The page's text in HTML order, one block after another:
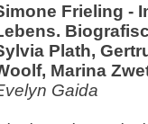
Frieling -
Plath,
Marina
Gaida